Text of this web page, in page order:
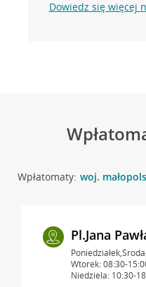
Dowiedz się więcej
Wpłatomaty: woj.
Pl.Jana
Wtorek: 08:30-
Niedziela: 10:30-